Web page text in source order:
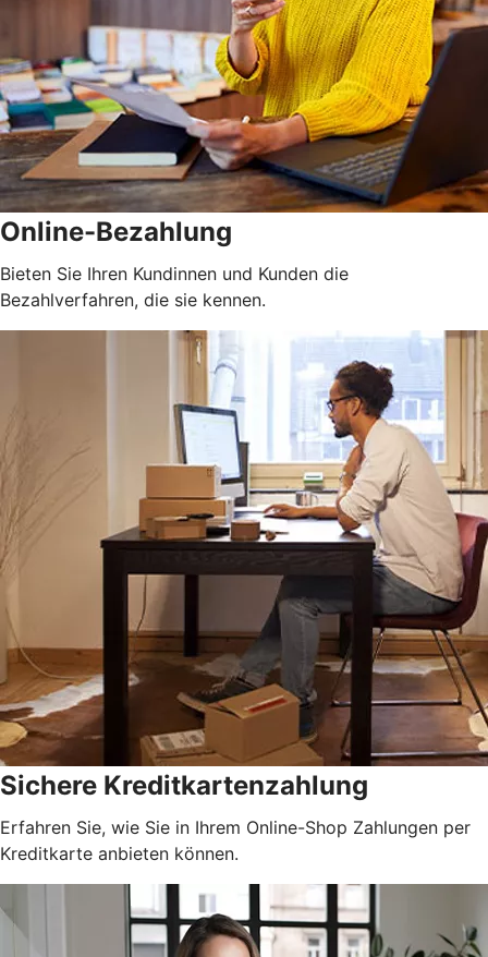
Online-Bezahlung
Bieten Sie Ihren Kundinnen und Kunden die
Bezahlverfahren, die sie kennen.
Sichere Kreditkartenzahlung
Erfahren Sie, wie Sie in Ihrem Online-Shop Zahlungen per
Kreditkarte anbieten können.